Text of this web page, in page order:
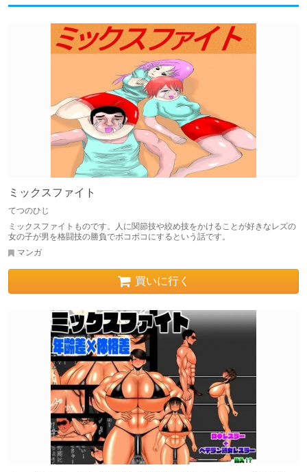
ミックスファイト
てつのひじ
ミックスファイトものです。人に関節技や絞め技をかけることが好きなレズの
女の子が男を格闘技の勝負でボコボコにするという話です。
マンガ
買いに行く